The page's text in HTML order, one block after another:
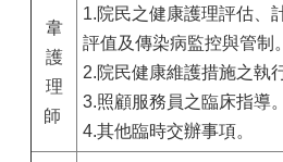
韋
護
理
師
1.院民之健康護理評估、
評值及傳染病監控與管制。
2.院民健康維護措施之執
3.照顧服務員之臨床指導。
4.其他臨時交辦事項。